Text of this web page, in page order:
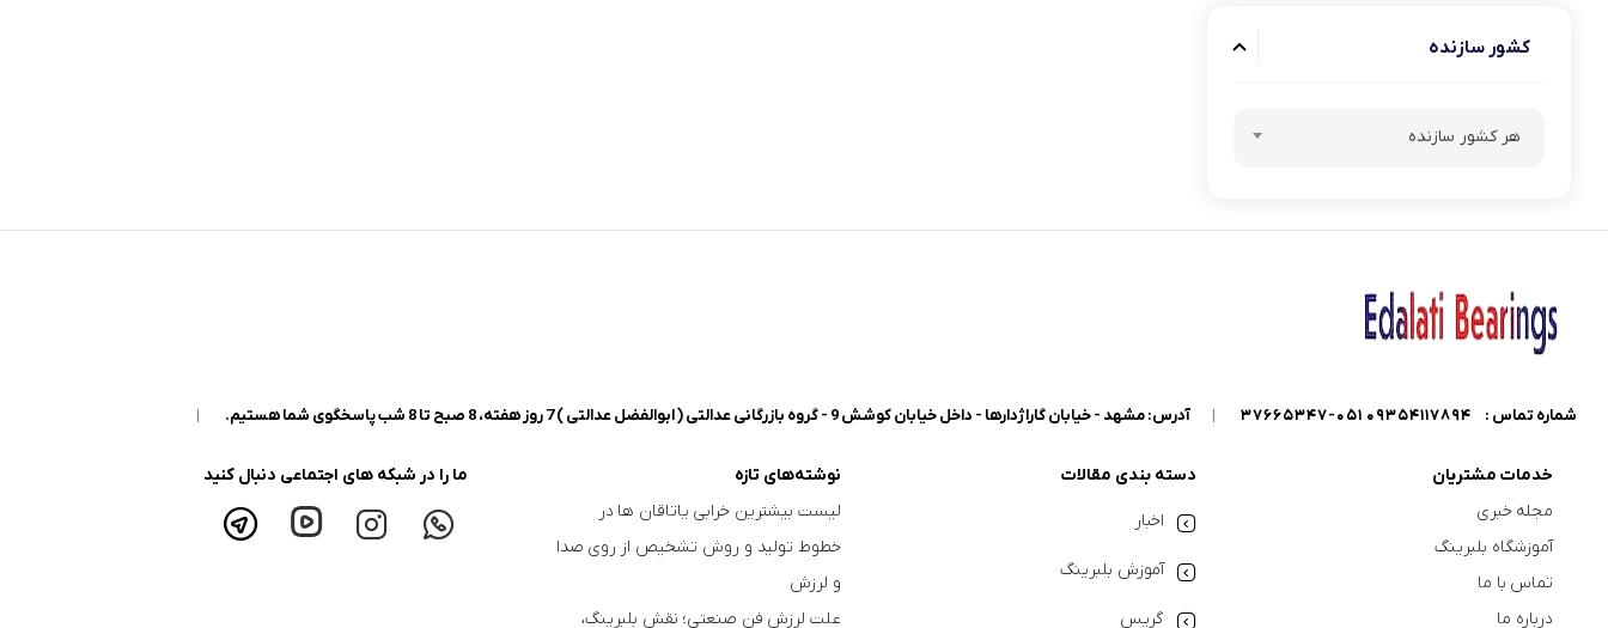
کشور سازنده
هر کشور سازنده
شماره تماس : 09354117894 051-37665347
| آدرس: مشهد - خیابان گاراژدارها - داخل خیابان کوشش 9 - گروه بازرگانی عدالتی ( ابوالفضل عدالتی ) 7 روز هفته، 8 صبح تا 8 شب پاسخگوی شما هستیم. |
خدمات مشتریان
مجله خبری
آموزشگاه بلبرینگ
تماس با ما
درباره ما
دسته بندی مقالات
اخبار
آموزش بلبرینگ
گریس
نوشته‌های تازه
لیست بیشترین خرابی‌ یاتاقان ها در
خطوط تولید و روش تشخیص از روی صدا
و لرزش
علت لرزش فن صنعتی؛ نقش بلبرینگ،
ما را در شبکه های اجتماعی دنبال کنید